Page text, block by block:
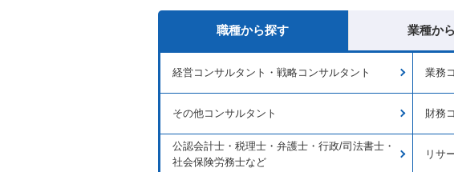
職種から探す 業種か
経営コンサルタント・戦略コンサルタント 業務
その他コンサルタント 財務
公認会計士・税理士・弁護士・行政/司法書士・
社会保険労務士など
リサ